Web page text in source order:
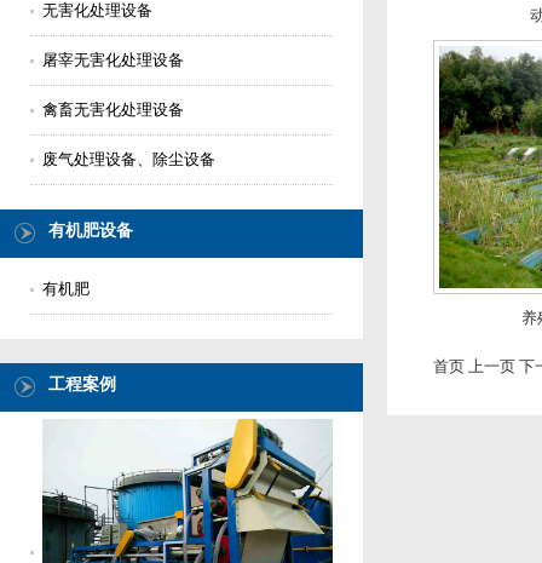
无害化处理设备
屠宰无害化处理设备
禽畜无害化处理设备
废气处理设备、除尘设备
有机肥设备
有机肥
工程案例
养
首页 上一页 下